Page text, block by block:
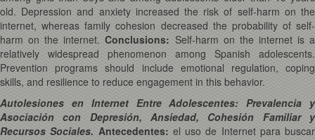
old. Depression and anxiety increased the risk of self-harm on the
internet, whereas family cohesion decreased the probability of self-
harm on the internet.Conclusions: Self-harm on the internet is a
relatively widespread phenomenon among Spanish adolescents.
Prevention programs should include emotional regulation, coping
skills, and resilience to reduce engagement in this behavior.
Autolesiones en Internet Entre Adolescentes: Prevalencia y
Asociación con Depresión, Ansiedad, Cohesión Familiar y
Recursos Sociales. Antecedentes: el uso de Internet para buscar